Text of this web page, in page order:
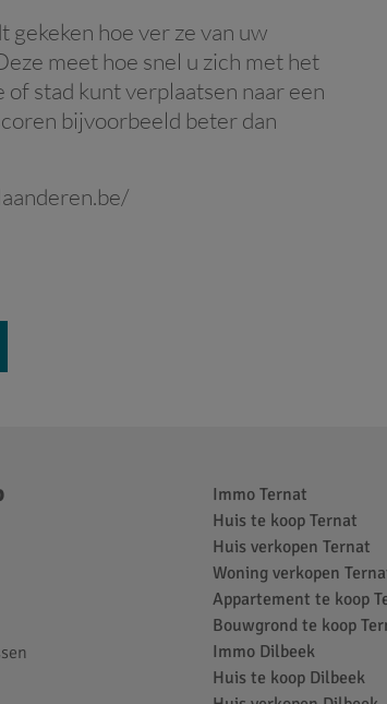
hoe ver ze van uw
meet hoe snel u zich met het
stad kunt verplaatsen naar een
bijvoorbeeld beter dan
Immo Ternat
Huis te koop Ternat
Huis verkopen Ternat
Woning verkopen
Appartement te koop
Bouwgrond te koop
Immo Dilbeek
Huis te koop Dilbeek